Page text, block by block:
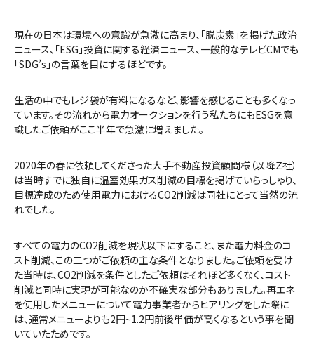
現在の日本は環境への意識が急激に高まり、「脱炭素」を掲げた政治
ニュース、「ESG」投資に関する経済ニュース、一般的なテレビCMでも
「SDG’s」の言葉を目にするほどです。
生活の中でもレジ袋が有料になるなど、影響を感じることも多くなっ
ています。その流れから電力オークションを行う私たちにもESGを意
識したご依頼がここ半年で急激に増えました。
2020年の春に依頼してくださった大手不動産投資顧問様（以降Ｚ社）
は当時すでに独自に温室効果ガス削減の目標を掲げていらっしゃり、
目標達成のため使用電力におけるCO2削減は同社にとって当然の流
れでした。
すべての電力のCO2削減を現状以下にすること、また電力料金のコ
スト削減、この二つがご依頼の主な条件となりました。ご依頼を受け
た当時は、CO2削減を条件としたご依頼はそれほど多くなく、コスト
削減と同時に実現が可能なのか不確実な部分もありました。再エネ
を使用したメニューについて電力事業者からヒアリングをした際に
は、通常メニューよりも2円~1.2円前後単価が高くなるという事を聞
いていたためです。